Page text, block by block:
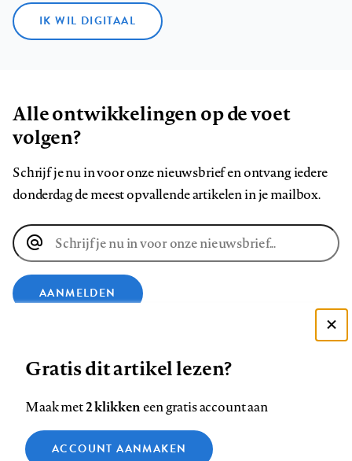
IK WIL DIGITAAL
Alle ontwikkelingen op de voet
volgen?
Schrijf je nu in voor onze nieuwsbrief en ontvang iedere
donderdag de meest opvallende artikelen in je mailbox.
E-
mailadres
AANMELDEN
op
op
op
ons
op
Contact Colofon Disclaimer Privacy
Zie onze cookie policy
Gratis dit artikel lezen?
Maak met2 klikkeneen gratis account aan
ACCOUNT AANMAKEN